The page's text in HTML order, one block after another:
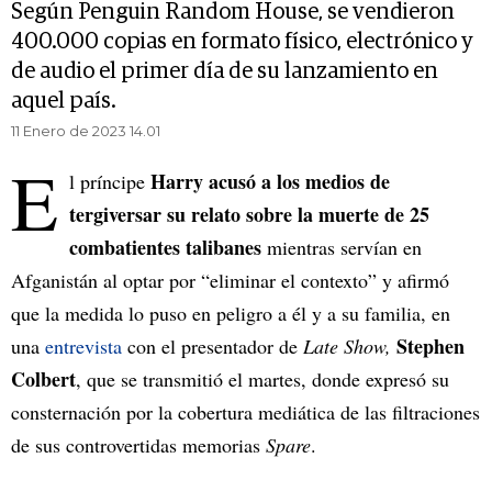
Según Penguin Random House, se vendieron
400.000 copias en formato físico, electrónico y
de audio el primer día de su lanzamiento en
aquel país.
11 Enero de 2023 14.01
E l príncipe Harry acusó a los medios de
tergiversar su relato sobre la muerte de 25
combatientes talibanes mientras servían en
Afganistán al optar por “eliminar el contexto” y afirmó
que la medida lo puso en peligro a él y a su familia, en
una entrevista con el presentador de Late Show, Stephen
Colbert, que se transmitió el martes, donde expresó su
consternación por la cobertura mediática de las filtraciones
de sus controvertidas memorias Spare.